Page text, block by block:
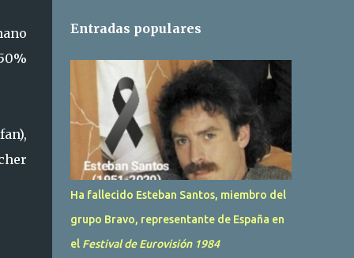
Entradas populares
Ha fallecido Esteban Santos, miembro del
grupo Bravo, representante de España en
el Festival de Eurovisión 1984